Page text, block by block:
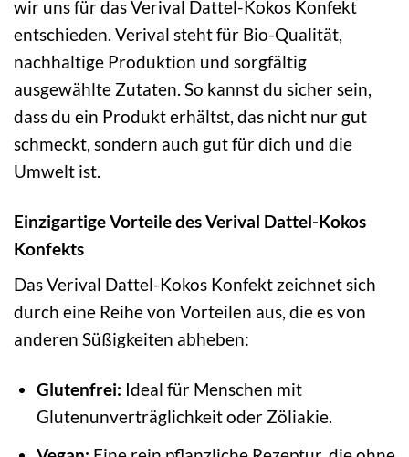
wir uns für das Verival Dattel-Kokos Konfekt
entschieden. Verival steht für Bio-Qualität,
nachhaltige Produktion und sorgfältig
ausgewählte Zutaten. So kannst du sicher sein,
dass du ein Produkt erhältst, das nicht nur gut
schmeckt, sondern auch gut für dich und die
Umwelt ist.
Einzigartige Vorteile des Verival Dattel-Kokos
Konfekts
Das Verival Dattel-Kokos Konfekt zeichnet sich
durch eine Reihe von Vorteilen aus, die es von
anderen Süßigkeiten abheben:
Glutenfrei: Ideal für Menschen mit
Glutenunverträglichkeit oder Zöliakie.